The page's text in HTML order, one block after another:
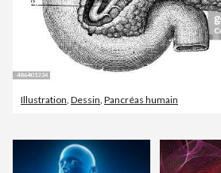
Illustration Dessin Pancréas humain